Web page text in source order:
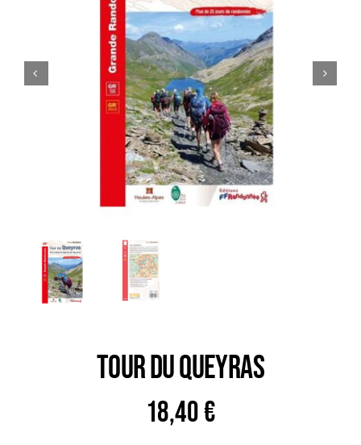
Trail
Escalade / Alpinisme
Bons Plans
TOUR DU QUEYRAS
18,40€